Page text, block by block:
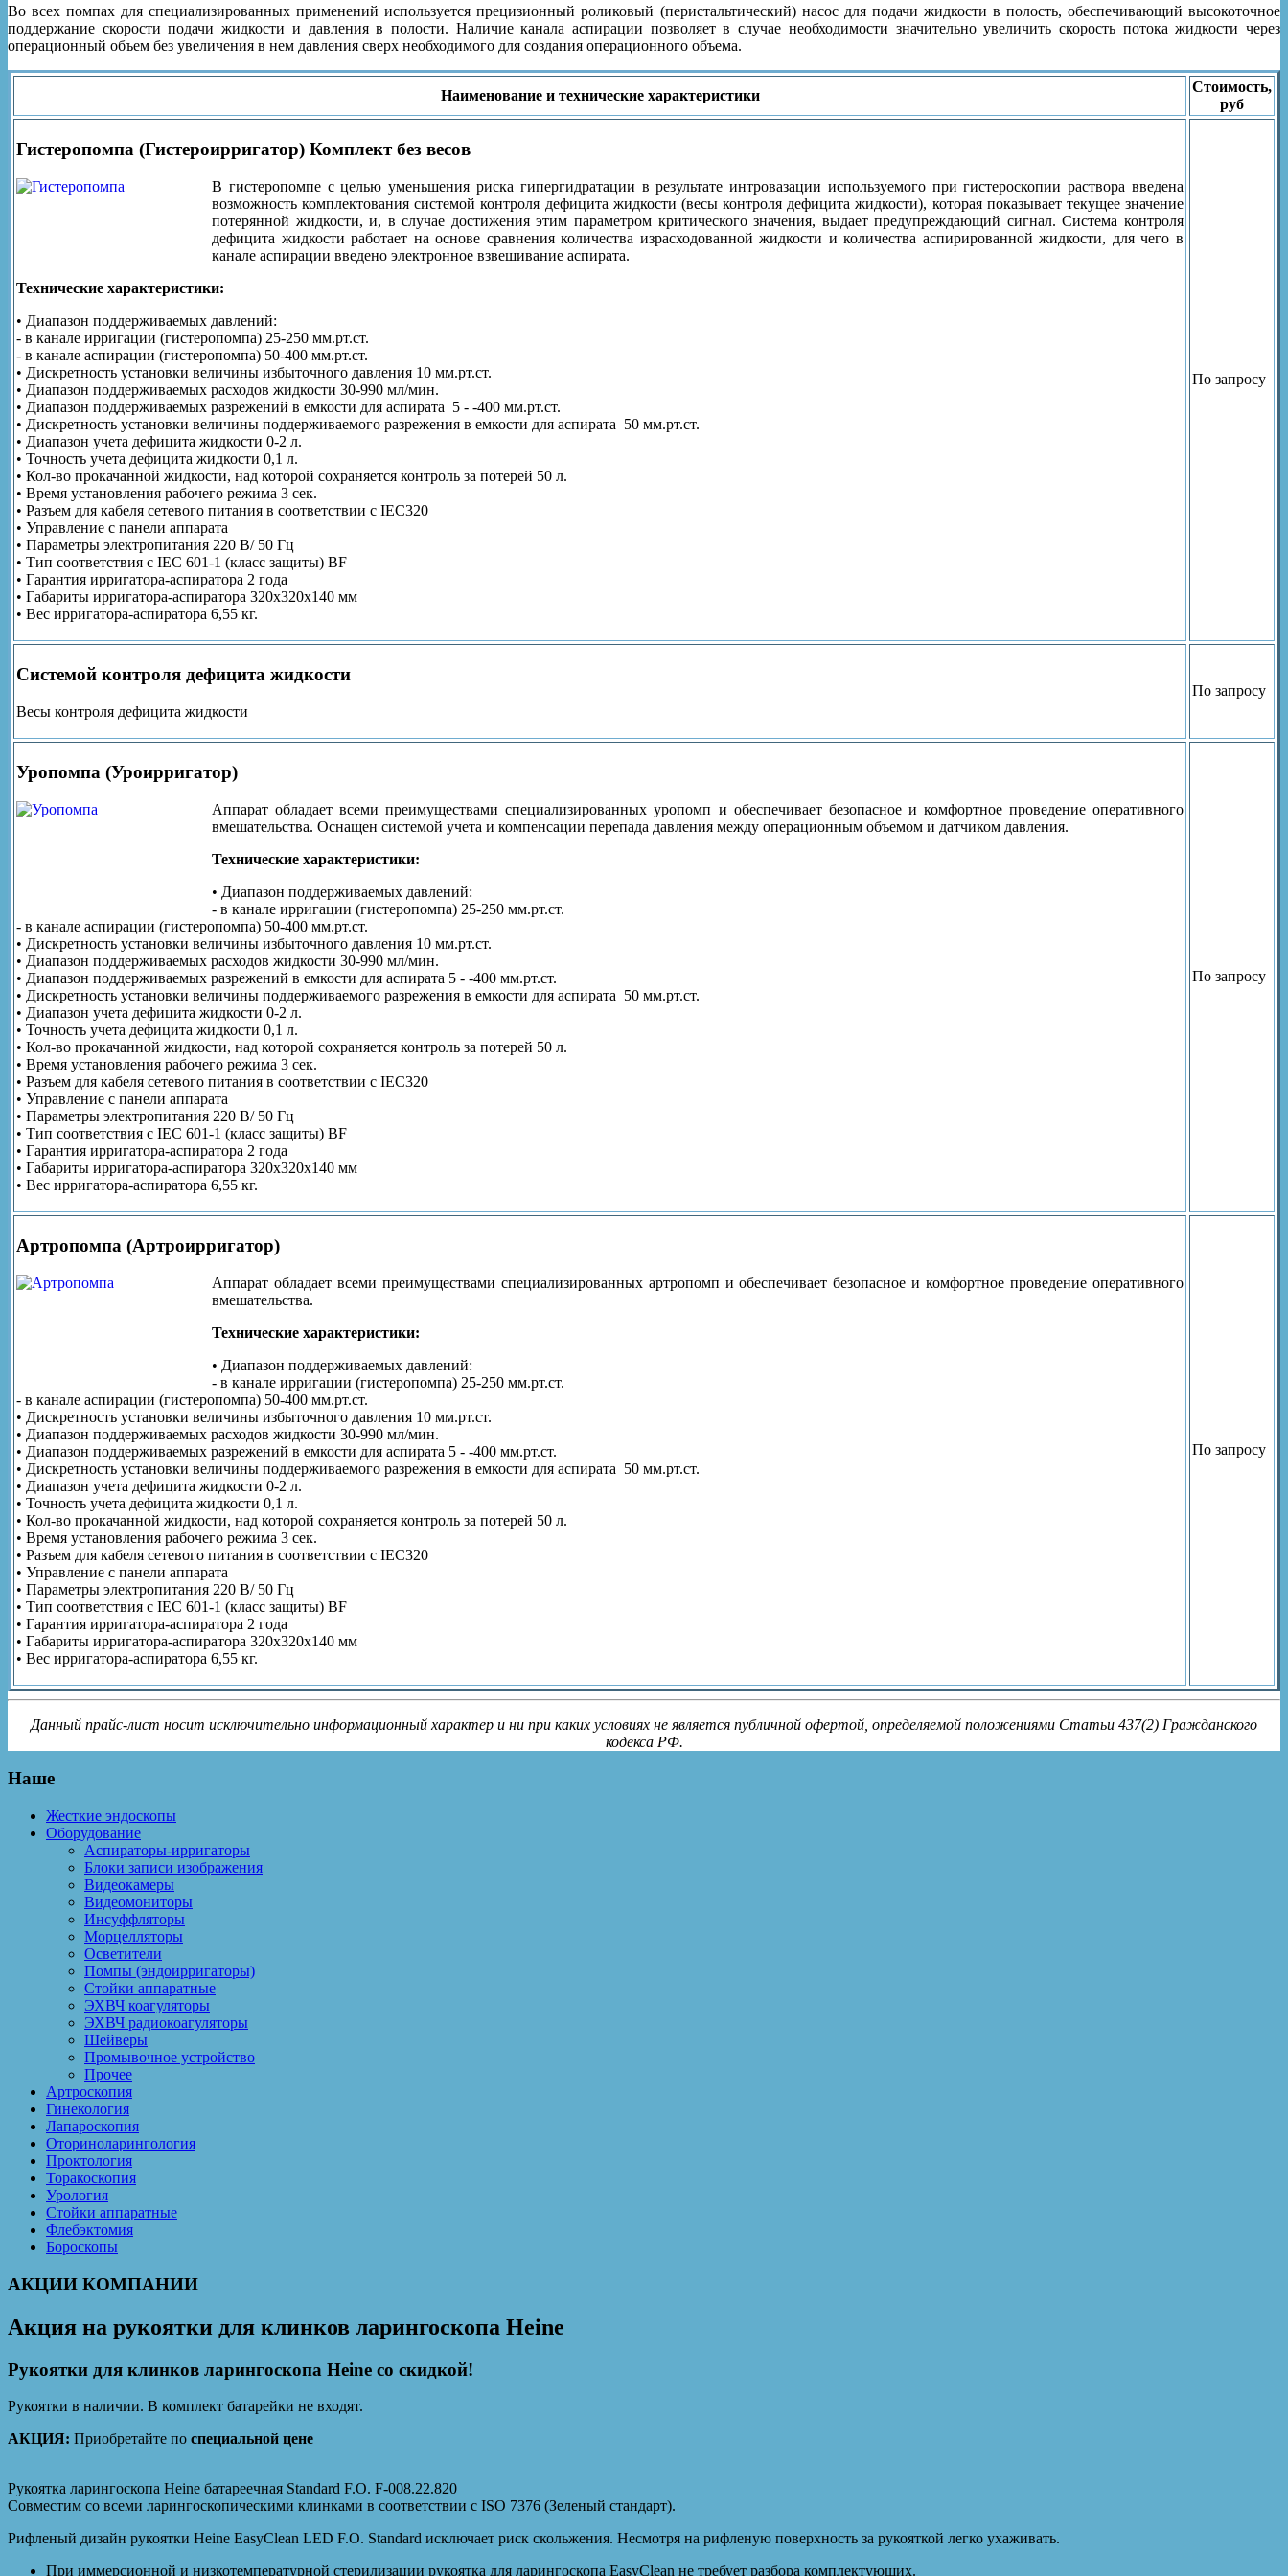
Во всех помпах для специализированных применений используется прецизионный роликовый (перистальтический) насос для подачи жидкости в полость, обеспечивающий высокоточное
поддержание скорости подачи жидкости и давления в полости. Наличие канала аспирации позволяет в случае необходимости значительно увеличить скорость потока жидкости через
операционный объем без увеличения в нем давления сверх необходимого для создания операционного объема.
Наименование и технические характеристики
Стоимость,
руб
Гистеропомпа (Гистероирригатор) Комплект без весов
В гистеропомпе с целью уменьшения риска гипергидратации в результате интровазации используемого при гистероскопии раствора введена
возможность комплектования системой контроля дефицита жидкости (весы контроля дефицита жидкости), которая показывает текущее значение
потерянной жидкости, и, в случае достижения этим параметром критического значения, выдает предупреждающий сигнал. Система контроля
дефицита жидкости работает на основе сравнения количества израсходованной жидкости и количества аспирированной жидкости, для чего в
канале аспирации введено электронное взвешивание аспирата.
Технические характеристики:
• Диапазон поддерживаемых давлений:
- в канале ирригации (гистеропомпа) 25-250 мм.рт.ст.
- в канале аспирации (гистеропомпа) 50-400 мм.рт.ст.
• Дискретность установки величины избыточного давления 10 мм.рт.ст.
• Диапазон поддерживаемых расходов жидкости 30-990 мл/мин.
• Диапазон поддерживаемых разрежений в емкости для аспирата 5 - -400 мм.рт.ст.
• Дискретность установки величины поддерживаемого разрежения в емкости для аспирата 50 мм.рт.ст.
• Диапазон учета дефицита жидкости 0-2 л.
• Точность учета дефицита жидкости 0,1 л.
• Кол-во прокачанной жидкости, над которой сохраняется контроль за потерей 50 л.
• Время установления рабочего режима 3 сек.
• Разъем для кабеля сетевого питания в соответствии с IEC320
• Управление с панели аппарата
• Параметры электропитания 220 В/ 50 Гц
• Тип соответствия с IEC 601-1 (класс защиты) BF
• Гарантия ирригатора-аспиратора 2 года
• Габариты ирригатора-аспиратора 320х320х140 мм
• Вес ирригатора-аспиратора 6,55 кг.
По запросу
Системой контроля дефицита жидкости
Весы контроля дефицита жидкости
По запросу
Уропомпа (Уроирригатор)
Аппарат обладает всеми преимуществами специализированных уропомп и обеспечивает безопасное и комфортное проведение оперативного
вмешательства. Оснащен системой учета и компенсации перепада давления между операционным объемом и датчиком давления.
Технические характеристики:
• Диапазон поддерживаемых давлений:
- в канале ирригации (гистеропомпа) 25-250 мм.рт.ст.
- в канале аспирации (гистеропомпа) 50-400 мм.рт.ст.
• Дискретность установки величины избыточного давления 10 мм.рт.ст.
• Диапазон поддерживаемых расходов жидкости 30-990 мл/мин.
• Диапазон поддерживаемых разрежений в емкости для аспирата 5 - -400 мм.рт.ст.
• Дискретность установки величины поддерживаемого разрежения в емкости для аспирата 50 мм.рт.ст.
• Диапазон учета дефицита жидкости 0-2 л.
• Точность учета дефицита жидкости 0,1 л.
• Кол-во прокачанной жидкости, над которой сохраняется контроль за потерей 50 л.
• Время установления рабочего режима 3 сек.
• Разъем для кабеля сетевого питания в соответствии с IEC320
• Управление с панели аппарата
• Параметры электропитания 220 В/ 50 Гц
• Тип соответствия с IEC 601-1 (класс защиты) BF
• Гарантия ирригатора-аспиратора 2 года
• Габариты ирригатора-аспиратора 320х320х140 мм
• Вес ирригатора-аспиратора 6,55 кг.
По запросу
Артропомпа (Артроирригатор)
Аппарат обладает всеми преимуществами специализированных артропомп и обеспечивает безопасное и комфортное проведение оперативного
вмешательства.
Технические характеристики:
• Диапазон поддерживаемых давлений:
- в канале ирригации (гистеропомпа) 25-250 мм.рт.ст.
- в канале аспирации (гистеропомпа) 50-400 мм.рт.ст.
• Дискретность установки величины избыточного давления 10 мм.рт.ст.
• Диапазон поддерживаемых расходов жидкости 30-990 мл/мин.
• Диапазон поддерживаемых разрежений в емкости для аспирата 5 - -400 мм.рт.ст.
• Дискретность установки величины поддерживаемого разрежения в емкости для аспирата 50 мм.рт.ст.
• Диапазон учета дефицита жидкости 0-2 л.
• Точность учета дефицита жидкости 0,1 л.
• Кол-во прокачанной жидкости, над которой сохраняется контроль за потерей 50 л.
• Время установления рабочего режима 3 сек.
• Разъем для кабеля сетевого питания в соответствии с IEC320
• Управление с панели аппарата
• Параметры электропитания 220 В/ 50 Гц
• Тип соответствия с IEC 601-1 (класс защиты) BF
• Гарантия ирригатора-аспиратора 2 года
• Габариты ирригатора-аспиратора 320х320х140 мм
• Вес ирригатора-аспиратора 6,55 кг.
По запросу
Данный прайс-лист носит исключительно информационный характер и ни при каких условиях не является публичной офертой, определяемой положениями Статьи 437(2) Гражданского
кодекса РФ.
Наше
Жесткие эндоскопы
Оборудование
Аспираторы-ирригаторы
Блоки записи изображения
Видеокамеры
Видеомониторы
Инсуффляторы
Морцелляторы
Осветители
Помпы (эндоирригаторы)
Стойки аппаратные
ЭХВЧ коагуляторы
ЭХВЧ радиокоагуляторы
Шейверы
Промывочное устройство
Прочее
Артроскопия
Гинекология
Лапароскопия
Оториноларингология
Проктология
Торакоскопия
Урология
Стойки аппаратные
Флебэктомия
Бороскопы
АКЦИИ КОМПАНИИ
Акция на рукоятки для клинков ларингоскопа Heine
Рукоятки для клинков ларингоскопа Heine со скидкой!
Рукоятки в наличии. В комплект батарейки не входят.
АКЦИЯ: Приобретайте по специальной цене
Рукоятка ларингоскопа Heine батареечная Standard F.O. F-008.22.820
Совместим со всеми ларингоскопическими клинками в соответствии с ISO 7376 (Зеленый стандарт).
Рифленый дизайн рукоятки Heine EasyClean LED F.O. Standard исключает риск скольжения. Несмотря на рифленую поверхность за рукояткой легко ухаживать.
При иммерсионной и низкотемпературной стерилизации рукоятка для ларингоскопа EasyClean не требует разбора комплектующих.